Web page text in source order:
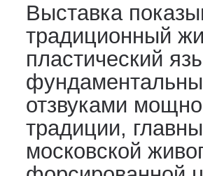
Выставка
традиционный
пластический
отзвуками
традиции,
московской